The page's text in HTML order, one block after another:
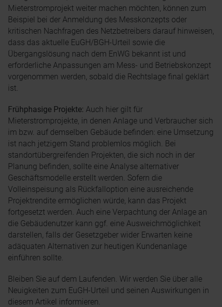
Mieterstromprojekt weiter machen möchten, können zum
Beispiel bei der Anmeldung des Messkonzepts oder
kritischen Nachfragen des Netzbetreibers darauf hinweisen,
dass das aktuelle EuGH/BGH-Urteil sowie die
Übergangslösung nach dem EnWG bekannt ist und
erforderliche Anpassungen am Mess- und Betriebskonzept
vorgenommen werden, sobald die Rechtslage final geklärt
ist.
Frühphasige Projekte: Auch hier gilt für
Mieterstromprojekte, in denen Anlage und Verbraucher sich
im bzw. auf demselben Gebäude befinden: eine Umsetzung
ist nach jetzigem Stand problemlos möglich. Bei
standortübergreifenden Projekten, die sich noch in der
Planung befinden, sollte eine Analyse alternativer
Geschäftsmodelle erstellt werden. Sofern die
Volleinspeisung als Rückfalloption eine ausreichende
Projektrendite ermöglichen würde, kann das Projekt
fortgesetzt werden. Auch eine Verpachtung der Anlage an
die Gebäudenutzer kann ggf. eine Ausweichmöglichkeit
darstellen, falls der Gesetzgeber wider Erwarten keine
adäquaten Alternativen zur heutigen Kundenanlage
einführen sollte.
Bleiben Sie auf dem Laufenden. Wir werden Sie über alle
Neuigkeiten zum EuGH-Urteil und seinen Auswirkungen in
diesem Artikel informieren.